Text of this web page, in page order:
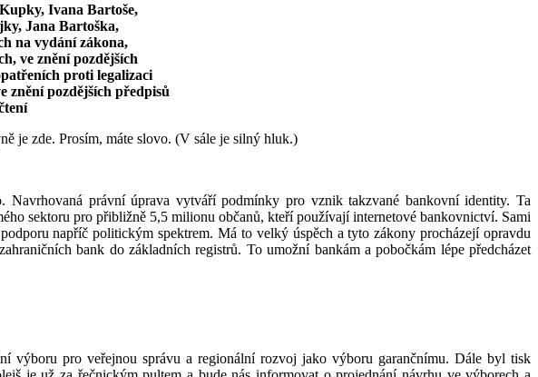
Ivana Bartoše,
Jana Bartoška,
na vydání zákona,
ve znění pozdějších
proti legalizaci
znění pozdějších předpisů
je zde. Prosím, máte slovo. (V sále je silný hluk.)
právní úprava vytváří podmínky pro vznik takzvané bankovní identity. Ta
sektoru pro přibližně 5,5 milionu občanů, kteří používají internetové bankovnictví. Sami
napříč politickým spektrem. Má to velký úspěch a tyto zákony procházejí opravdu
bank do základních registrů. To umožní bankám a pobočkám lépe předcházet
výboru pro veřejnou správu a regionální rozvoj jako výboru garančnímu. Dále byl tisk